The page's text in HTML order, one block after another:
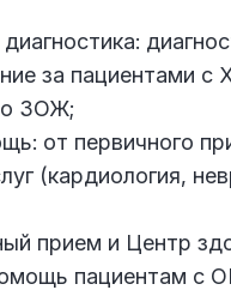
за пациентами
ЗОЖ;
от первичного
(кардиология,
прием и Центр
пациентам с